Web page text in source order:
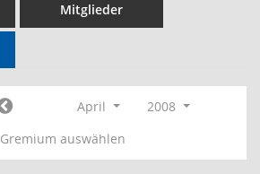
Mitglieder
April
2008
Gremium auswählen